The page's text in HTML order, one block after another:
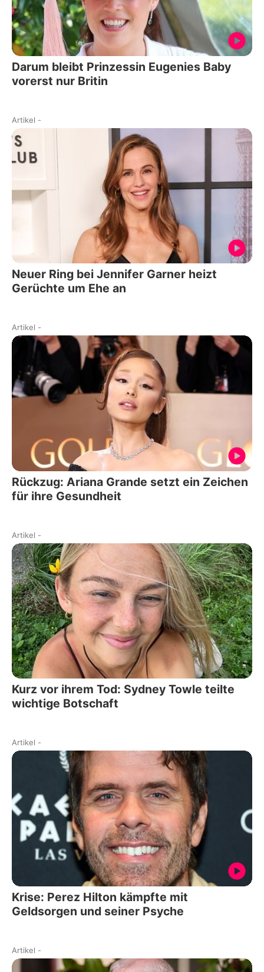
Darum bleibt Prinzessin Eugenies Baby
vorerst nur Britin
Artikel -
Neuer Ring bei Jennifer Garner heizt
Gerüchte um Ehe an
Artikel -
Rückzug: Ariana Grande setzt ein Zeichen
für ihre Gesundheit
Artikel -
Kurz vor ihrem Tod: Sydney Towle teilte
wichtige Botschaft
Artikel -
Krise: Perez Hilton kämpfte mit
Geldsorgen und seiner Psyche
Artikel -